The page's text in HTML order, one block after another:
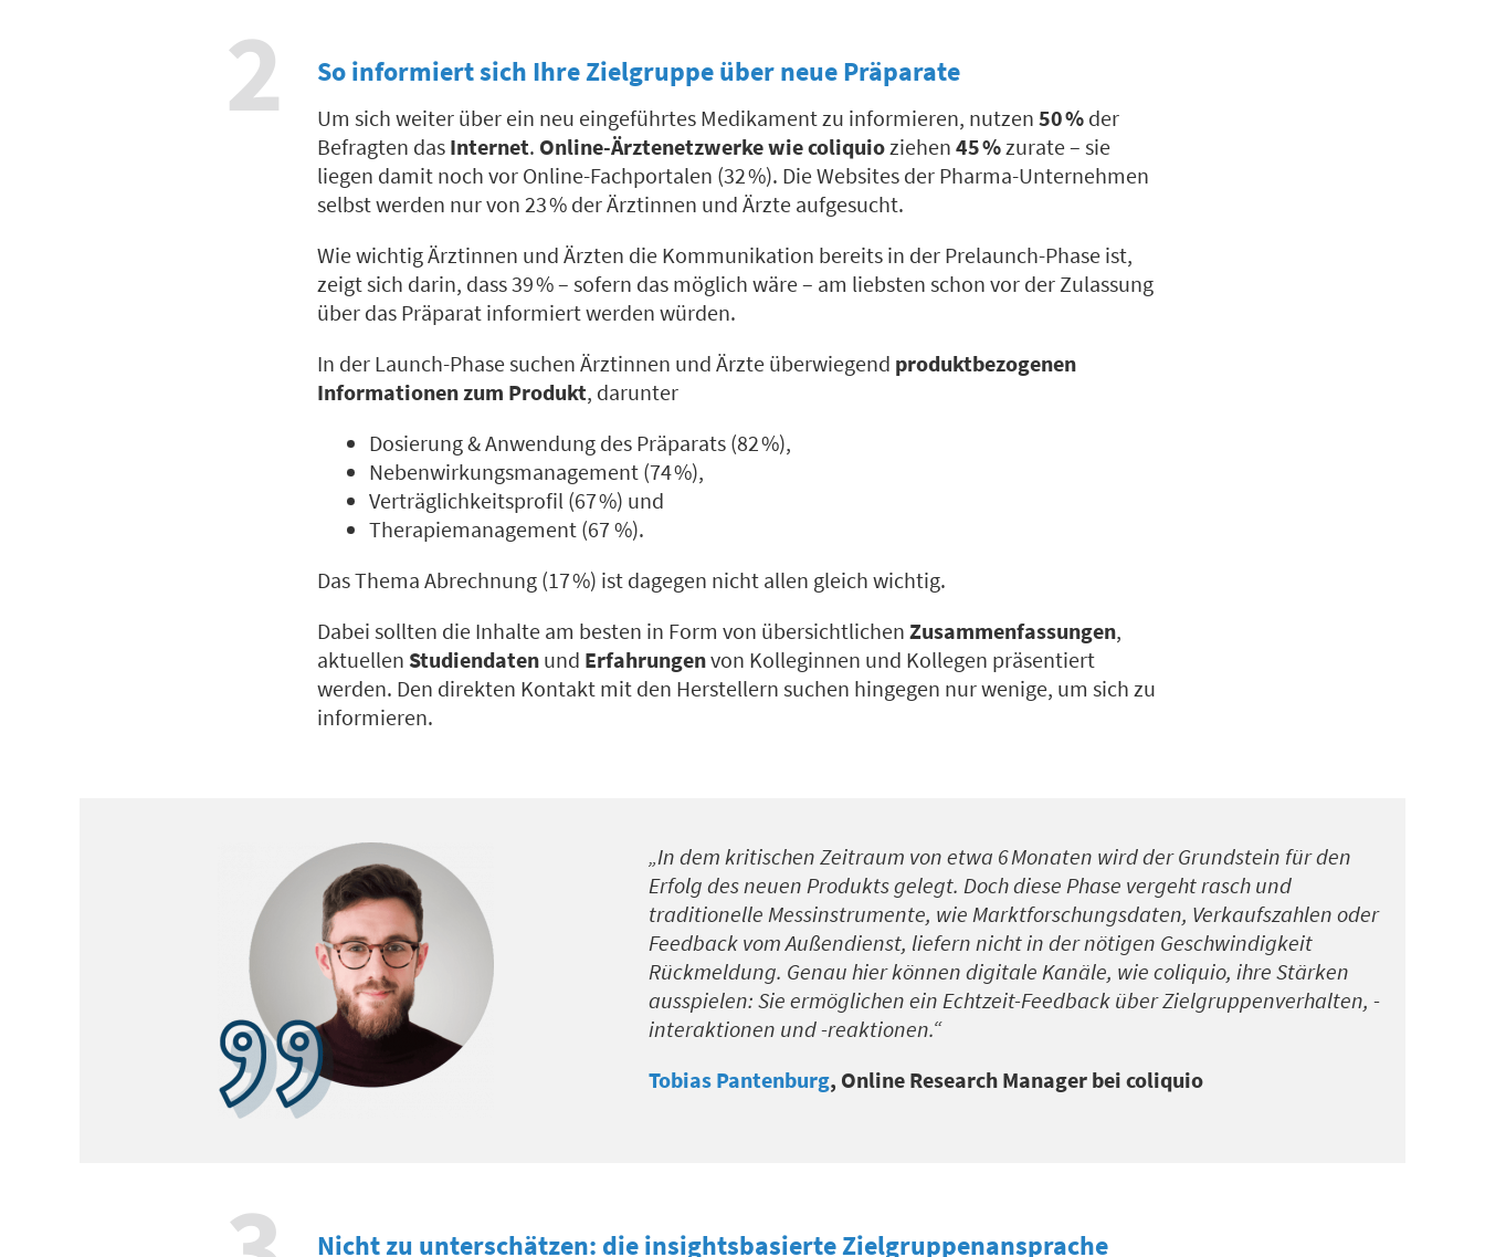
2 So informiert sich Ihre Zielgruppe überneuePräparate
Um sich weiter über ein neu eingeführtes Medikament zu informieren, nutzen 50 % der
Befragten das Internet. Online-Ärztenetzwerke wie coliquio ziehen 45 % zurate– sie
liegen damit noch vor Online-Fachportalen (32 %). Die Websites der Pharma-Unternehmen
selbst werden nur von 23 % der Ärztinnen und Ärzte aufgesucht.
Wie wichtig Ärztinnen und Ärzten die Kommunikation bereits in der Prelaunch-Phase ist,
zeigt sich darin, dass 39 % – sofern das möglich wäre – am liebsten schon vor der Zulassung
über das Präparat informiert werden würden.
In der Launch-Phase suchen Ärztinnen und Ärzte überwiegend produktbezogenen
Informationen zum Produkt, darunter
Dosierung & Anwendung des Präparats (82 %),
Nebenwirkungsmanagement (74 %),
Verträglichkeitsprofil (67 %) und
Therapiemanagement (67 %).
Das Thema Abrechnung (17 %) ist dagegen nicht allen gleich wichtig.
Dabei sollten die Inhalte am besten in Form von übersichtlichen Zusammenfassungen,
aktuellen Studiendaten und Erfahrungenvon Kolleginnen und Kollegen präsentiert
werden. Den direkten Kontakt mit den Herstellern suchen hingegen nur wenige, um sich zu
informieren.
„In dem kritischen Zeitraum von etwa 6Monaten wird der Grundstein für den
Erfolg des neuen Produkts gelegt. Doch diese Phase vergeht rasch und
traditionelle Messinstrumente, wie Marktforschungsdaten, Verkaufszahlen oder
Feedback vom Außendienst, liefern nicht in der nötigen Geschwindigkeit
Rückmeldung. Genau hier können digitale Kanäle, wie coliquio, ihre Stärken
ausspielen: Sie ermöglichen ein Echtzeit-Feedback über Zielgruppenverhalten, -
interaktionen und -reaktionen.“
Tobias Pantenburg, Online Research Manager bei coliquio
Nicht zu unterschätzen: dieinsightsbasierteZielgruppenansprache